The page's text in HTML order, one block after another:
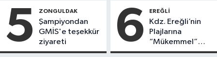
5 ZONGULDAK
Şampiyondan
GMİS'e teşekkür
ziyareti
6 EREĞLI
Kdz. Ereğli’nin
Plajlarına
“Mükemmel”
Notu!